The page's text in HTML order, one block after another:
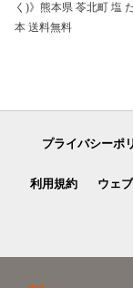
く)》熊本県 苓北町 塩
本 送料無料
プライバシーポ
利用規約 ウェ